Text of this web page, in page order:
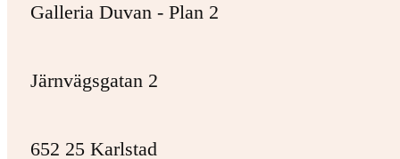
Galleria Duvan - Plan 2
Järnvägsgatan 2
652 25 Karlstad